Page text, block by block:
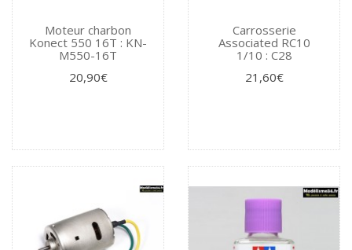
Moteur charbon
Konect 550 16T : KN-
M550-16T
20,90€
Carrosserie
Associated RC10
1/10 : C28
21,60€